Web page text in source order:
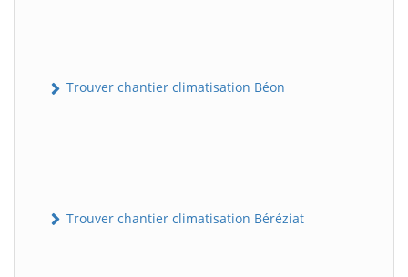
Trouver chantier climatisation Béon
Trouver chantier climatisation Béréziat